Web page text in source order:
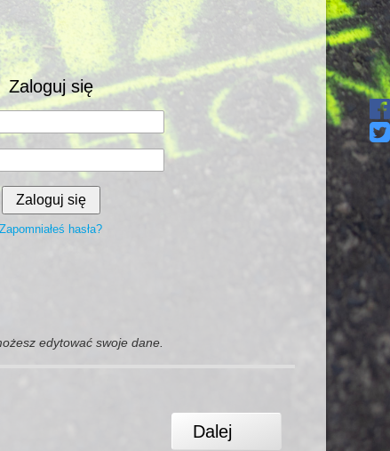
Zaloguj się
Zapomniałeś hasła?
edytować swoje dane.